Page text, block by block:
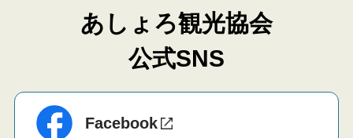
あしょろ観光協会
公式SNS
Facebook